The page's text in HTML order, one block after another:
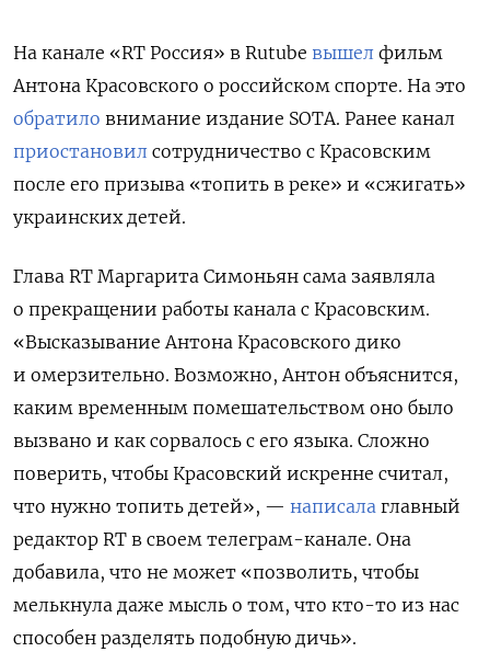
На канале «RT Россия» в Rutube вышел фильм
Антона Красовского о российском спорте. На это
обратило внимание издание SOTA. Ранее канал
приостановил сотрудничество с Красовским
после его призыва «топить в реке» и «сжигать»
украинских детей.
Глава RT Маргарита Симоньян сама заявляла
о прекращении работы канала с Красовским.
«Высказывание Антона Красовского дико
и омерзительно. Возможно, Антон объяснится,
каким временным помешательством оно было
вызвано и как сорвалось с его языка. Сложно
поверить, чтобы Красовский искренне считал,
что нужно топить детей», — написала главный
редактор RT в своем телеграм-канале. Она
добавила, что не может «позволить, чтобы
мелькнула даже мысль о том, что кто-то из нас
способен разделять подобную дичь».